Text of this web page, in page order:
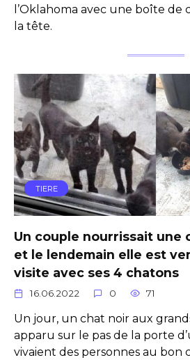
l’Oklahoma avec une boîte de
la tête.
TIERE
Un couple nourrissait une
et le lendemain elle est
visite avec ses 4 chatons
16.06.2022 0 71
Un jour, un chat noir aux
apparu sur le pas de la porte
vivaient des personnes au bon